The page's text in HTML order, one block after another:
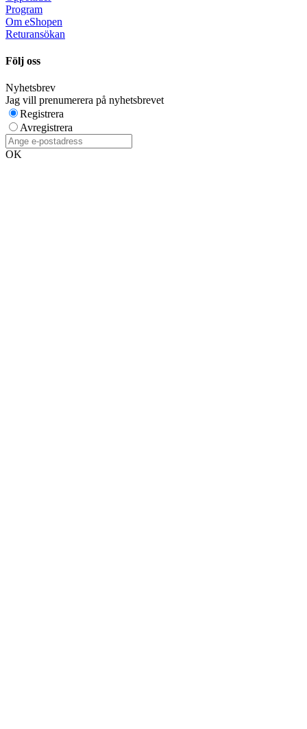
Program
Om eShopen
Returansökan
Följ oss
Nyhetsbrev
Jag vill prenumerera på nyhetsbrevet
Registrera
Avregistrera
OK